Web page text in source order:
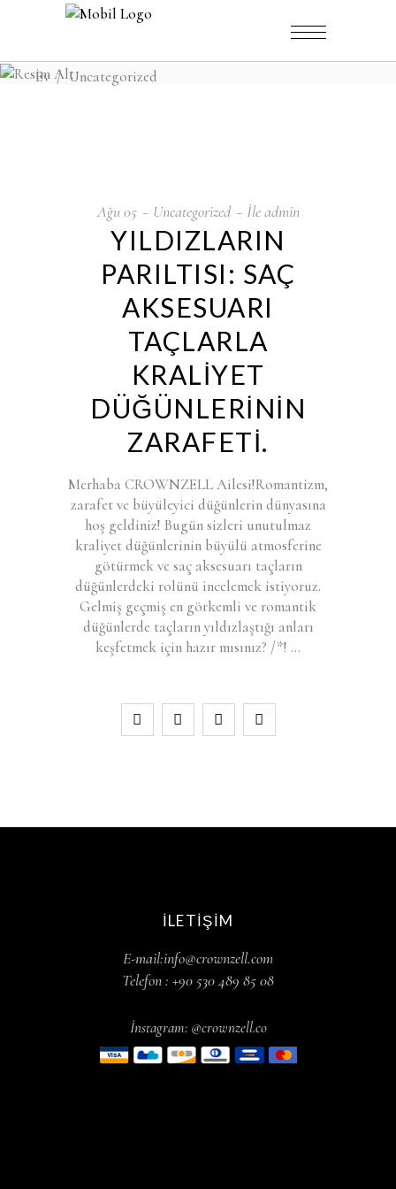
Ev/Uncategorized
Ağu 05 Uncategorized İleadmin
YILDIZLARIN
PARILTISI: SAÇ
AKSESUARI
TAÇLARLA
KRALİYET
DÜĞÜNLERİNİN
ZARAFETİ.
Merhaba CROWNZELL Ailesi!Romantizm,
zarafet ve büyüleyici düğünlerin dünyasına
hoş geldiniz! Bugün sizleri unutulmaz
kraliyet düğünlerinin büyülü atmosferine
götürmek ve saç aksesuarı taçların
düğünlerdeki rolünü incelemek istiyoruz.
Gelmiş geçmiş en görkemli ve romantik
düğünlerde taçların yıldızlaştığı anları
keşfetmek için hazır mısınız? /*!
İLETIŞIM
E-mail:info@crownzell.com
Telefon : +90 530 489 85 08
İnstagram: @crownzell.co